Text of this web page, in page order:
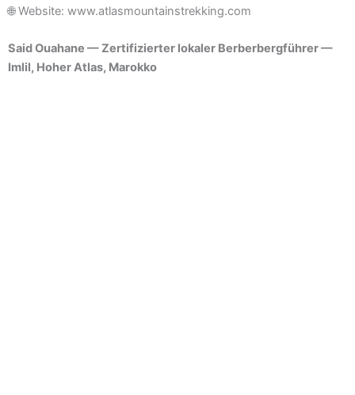
🌐 Website: www.atlasmountainstrekking.com
Said Ouahane — Zertifizierter lokaler Berberbergführer —
Imlil, Hoher Atlas, Marokko